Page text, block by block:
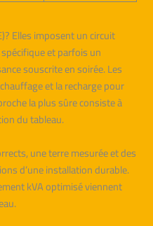
Elles imposent un circuit
et parfois un
souscrite en soirée. Les
et la recharge pour
la plus sûre consiste à
du tableau.
une terre mesurée et des
d’une installation durable.
kVA optimisé viennent